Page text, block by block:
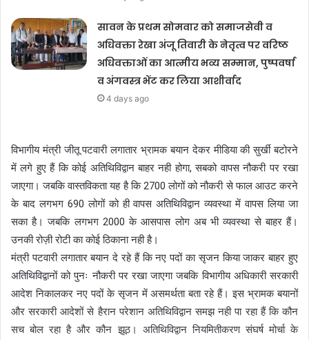
सावन के प्रथम सोमवार को समाजसेवी व
अधिवक्ता रेखा अंजू तिवारी के नेतृत्व पर वरिष्ठ
अधिवक्ताओं का आत्मीय भव्य सम्मान, पुष्पवर्षा
व अंगवस्त्र भेंट कर लिया आशीर्वाद
4 days ago
विभागीय मंत्री जीतू पटवारी लगातार भ्रामक बयान देकर मीडिया की सुर्खी बटोरने
में लगे हुए हैं कि कोई अतिथिविद्वान बाहर नही होगा, सबको वापस नौकरी पर रखा
जाएगा। जबकि वास्तविकता यह है कि 2700 लोगों को नौकरी से फाल आउट करने
के बाद लगभग 690 लोगों को ही वापस अतिथिविद्वान व्यवस्था में वापस लिया जा
सका है। जबकि लगभग 2000 के आसपास लोग अब भी व्यवस्था से बाहर हैं।
उनकी रोज़ी रोटी का कोई ठिकाना नही है।
मंत्री पटवारी लगातार बयान दे रहे हैं कि नए पदों का सृजन किया जाकर बाहर हुए
अतिथिविद्वानों को पुनः नौकरी पर रखा जाएगा जबकि विभागीय अधिकारी सरकारी
आदेश निकालकर नए पदों के सृजन में असमर्थता बता रहे हैं। इस भ्रामक बयानों
और सरकारी आदेशों से हैरान परेशान अतिथिविद्वान समझ नही पा रहा हैं कि कौन
सच बोल रहा है और कौन झूठ। अतिथिविद्वान नियमितीकरण संघर्ष मोर्चा के